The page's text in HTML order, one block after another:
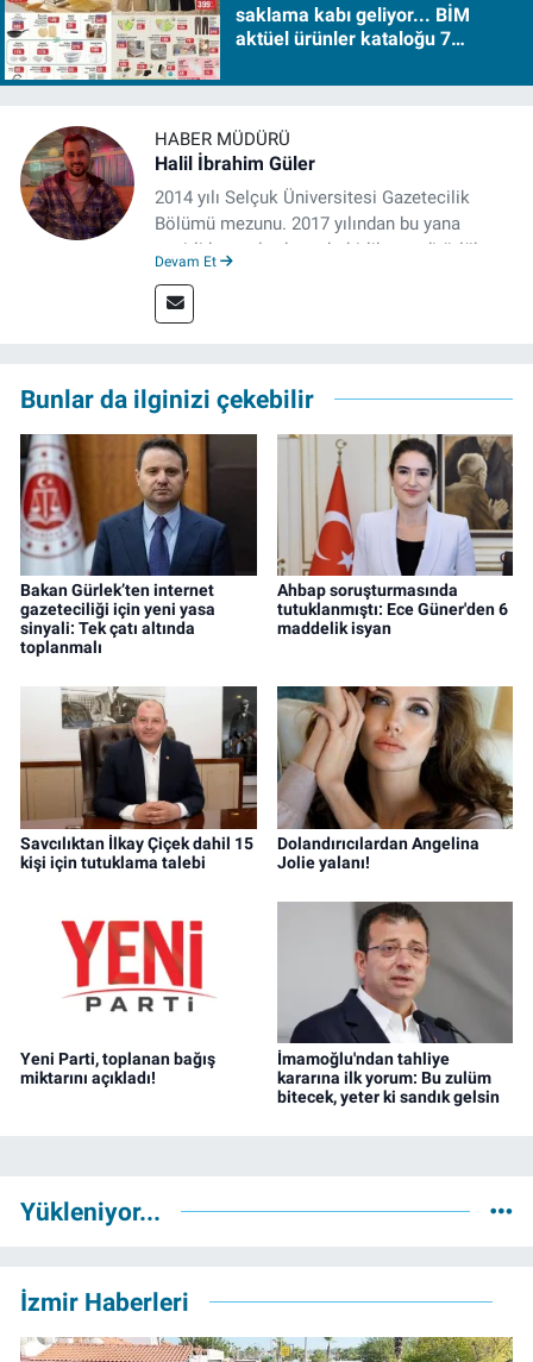
saklama kabı geliyor... BİM
aktüel ürünler kataloğu 7
HABER MÜDÜRÜ
Halil İbrahim Güler
2014 yılı Selçuk Üniversitesi Gazetecilik
Bölümü mezunu. 2017 yılından bu yana
çeşitli kurumlarda muhabirlik ve editörlük
müdürü olarak devam ediyor.
Devam Et
Bunlar da ilginizi çekebilir
Bakan Gürlek’ten internet
gazeteciliği için yeni yasa
sinyali: Tek çatı altında
toplanmalı
Ahbap soruşturmasında
tutuklanmıştı: Ece Güner'den 6
maddelik isyan
Savcılıktan İlkay Çiçek dahil 15
kişi için tutuklama talebi
Dolandırıcılardan Angelina
Jolie yalanı!
Yeni Parti, toplanan bağış
miktarını açıkladı!
İmamoğlu'ndan tahliye
kararına ilk yorum: Bu zulüm
bitecek, yeter ki sandık gelsin
Yükleniyor...
İzmir Haberleri